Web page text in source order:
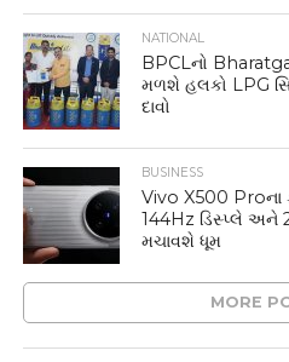
NATIONAL
BPCLનો
મળશે હલકો LPG
દાવો
BUSINESS
Vivo X500 Proના
144Hz ડિસ્પ્લે અને
મચાવશે ધૂમ
MORE